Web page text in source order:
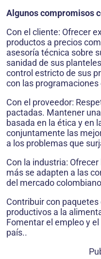
Algunos compromisos
Con el cliente: Ofrecer
productos a precios
asesoría técnica sobre
sanidad de sus
control estricto de sus
con las
Con el proveedor:
pactadas. Mantener
basada en la ética y en
conjuntamente las
a los problemas que
Con la industria:
más se adapten a las
del mercado
Contribuir con
productivos a la
Fomentar el empleo y
país..